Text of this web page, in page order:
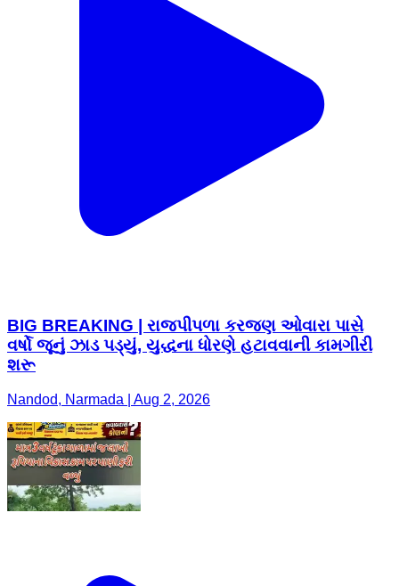
BIG BREAKING | રાજપીપળા કરજણ ઓવારા પાસે
વર્ષો જૂનું ઝાડ પડ્યું, યુદ્ધના ધોરણે હટાવવાની કામગીરી
શરૂ
Nandod, Narmada | Aug 2, 2026